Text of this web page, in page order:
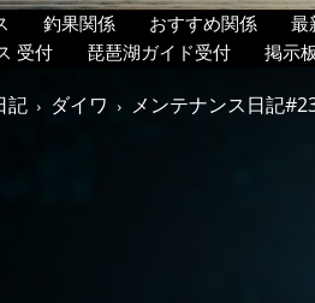
釣果関係 おすすめ関係 最
受付
琵琶湖ガイド受付 掲示板
記 ダイワ
メンテナンス日記